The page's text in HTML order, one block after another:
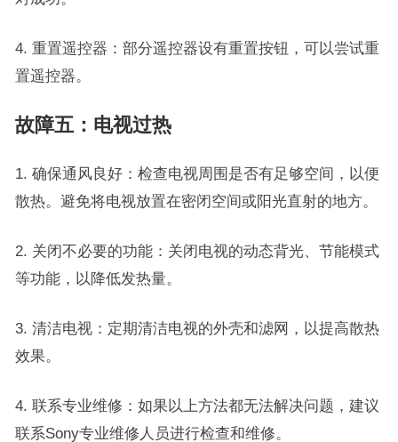
4. 重置遥控器：部分遥控器设有重置按钮，可以尝试重
置遥控器。
故障五：电视过热
1. 确保通风良好：检查电视周围是否有足够空间，以便
散热。避免将电视放置在密闭空间或阳光直射的地方。
2. 关闭不必要的功能：关闭电视的动态背光、节能模式
等功能，以降低发热量。
3. 清洁电视：定期清洁电视的外壳和滤网，以提高散热
效果。
4. 联系专业维修：如果以上方法都无法解决问题，建议
联系Sony专业维修人员进行检查和维修。